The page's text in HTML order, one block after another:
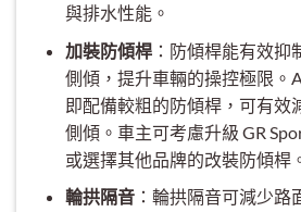
與排水性能。
加裝防傾桿：防傾桿能有效抑
側傾，提升車輛的操控極限。
即配備較粗的防傾桿，可有效
側傾。車主可考慮升級 GR
或選擇其他品牌的改裝防傾桿
輪拱隔音：輪拱隔音可減少路